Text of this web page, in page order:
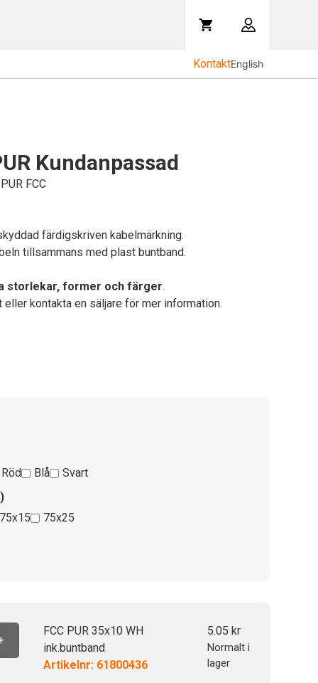
KontaktEnglish
Kundanpassad
FCC
kr
färdigskriven kabelmärkning.
tillsammans med plast buntband.
storlekar, former och färger.
kontakta en säljare för mer information.
Röd Blå
Svart
75x15 75x25
FCC PUR 35x10 WH
ink.buntband
Artikelnr: 61800436
5.05 kr
Normalt i
lager